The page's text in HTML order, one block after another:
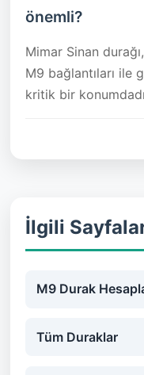
önemli?
Mimar Sinan
M9 bağlantıları ile
kritik bir
İlgili
M9 Durak
Tüm Duraklar